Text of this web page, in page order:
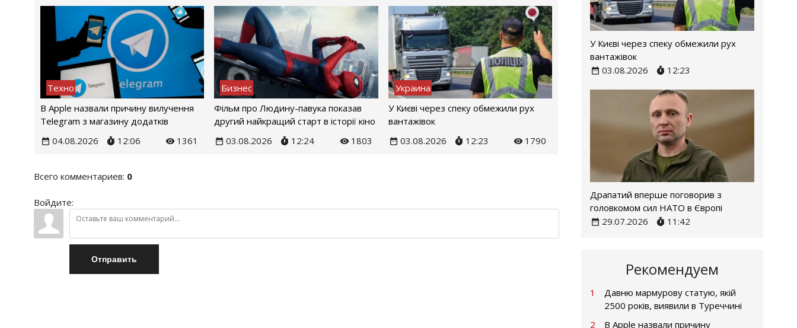
Техно
В Apple назвали причину вилучення
Telegram з магазину додатків
04.08.2026
12:06 1361
Бизнес
Фільм про Людину-павука показав
другий найкращий старт в історії кіно
03.08.2026
12:24 1803
Украина
У Києві через спеку обмежили рух
вантажівок
03.08.2026
12:23 1790
Всего комментариев: 0
Войдите:
Отправить
У Києві через спеку обмежили рух
вантажівок
03.08.2026
12:23
Драпатий вперше поговорив з
головкомом сил НАТО в Європі
29.07.2026
11:42
Рекомендуем
1
Давню мармурову статую, якій
2500 років, виявили в Туреччині
2
В Apple назвали причину